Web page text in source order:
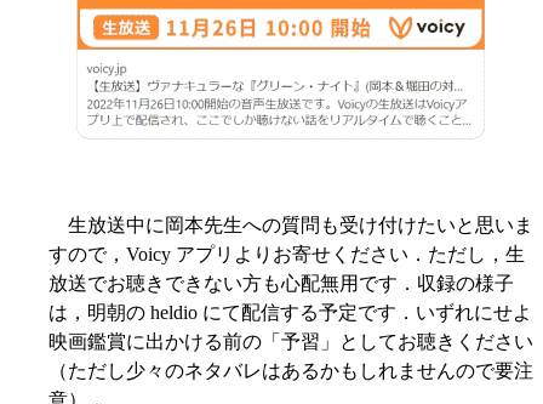
生放送中に岡本先生への質問も受け付けたいと思いま
すので，Voicy アプリよりお寄せください．ただし，生
放送でお聴きできない方も心配無用です．収録の様子
は，明朝の heldio にて配信する予定です．いずれにせよ
映画鑑賞に出かける前の「予習」としてお聴きください
（ただし少々のネタバレはあるかもしれませんので要注
意）．